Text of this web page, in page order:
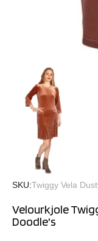
SKU Twiggy Vela
Velourkjole
Doodle's